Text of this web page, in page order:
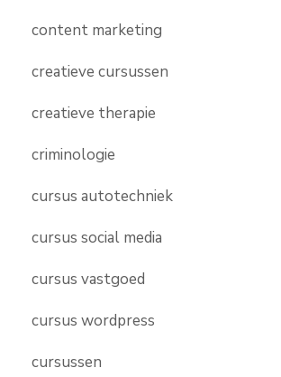
content marketing
creatieve cursussen
creatieve therapie
criminologie
cursus autotechniek
cursus social media
cursus vastgoed
cursus wordpress
cursussen